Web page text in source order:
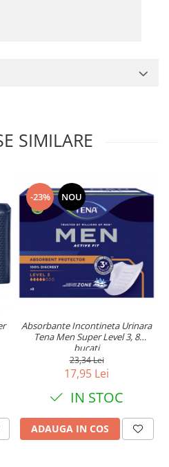
SIMILARE
-23% NOU
Absorbante Incontineta Urinara
Tena Men Super Level 3, 8
bucati
23,34 Lei
17,95 Lei
IN STOC
ADAUGA IN COS